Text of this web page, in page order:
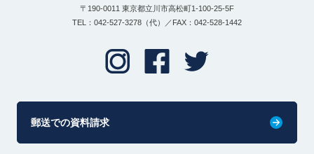
〒190-0011 東京都立川市高松町1-100-25-5F
TEL：042-527-3278（代）／FAX：042-528-1442
郵送での資料請求